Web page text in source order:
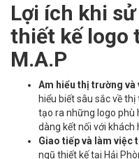
Lợi ích khi
thiết kế logo
M.A.P
Am hiểu thị trường và
hiểu biết sâu sắc về
tạo ra những logo phù
dàng kết nối với khách
Giao tiếp và làm việc
ngũ thiết kế tại Hải